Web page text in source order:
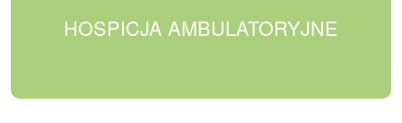
HOSPICJA AMBULATORYJNE